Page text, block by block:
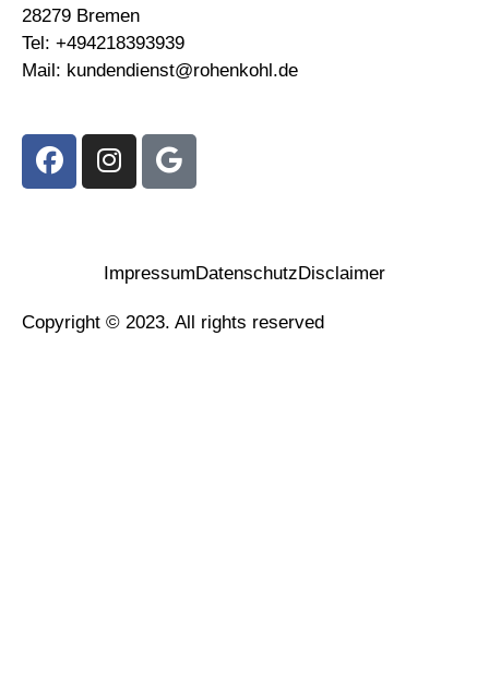
28279 Bremen
Tel: +494218393939
Mail: kundendienst@rohenkohl.de
Copyright © 2023. All rights reserved
ImpressumDatenschutzDisclaimer